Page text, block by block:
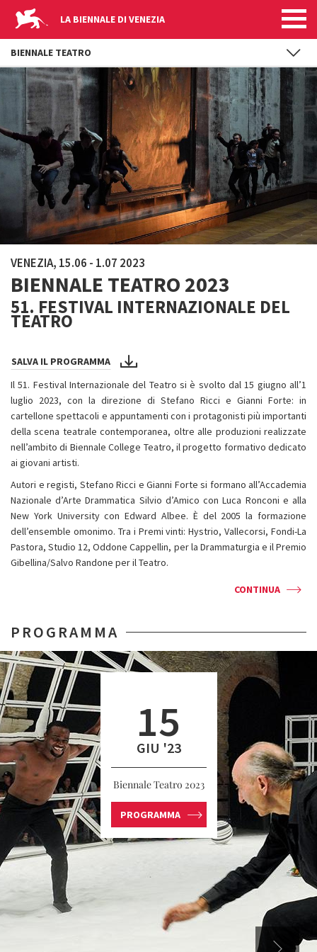
Salta al contenuto principale
LA BIENNALE DI VENEZIA
VENEZIA, 15.06 - 1.07 2023
BIENNALE TEATRO 2023
51. FESTIVAL INTERNAZIONALE DEL
TEATRO
SALVA IL PROGRAMMA
Il 51. Festival Internazionale del Teatro si è svolto dal 15 giugno all’1
luglio 2023, con la direzione di Stefano Ricci e Gianni Forte: in
cartellone spettacoli e appuntamenti con i protagonisti più importanti
della scena teatrale contemporanea, oltre alle produzioni realizzate
nell’ambito di Biennale College Teatro, il progetto formativo dedicato
ai giovani artisti.
Autori e registi, Stefano Ricci e Gianni Forte si formano all’Accademia
Nazionale d’Arte Drammatica Silvio d’Amico con Luca Ronconi e alla
New York University con Edward Albee. È del 2005 la formazione
dell’ensemble omonimo. Tra i Premi vinti: Hystrio, Vallecorsi, Fondi-La
Pastora, Studio 12, Oddone Cappellin, per la Drammaturgia e il Premio
Gibellina/Salvo Randone per il Teatro.
CONTINUA
PROGRAMMA
15
GIU '23
Biennale Teatro 2023
PROGRAMMA
BIENNALE TEATRO